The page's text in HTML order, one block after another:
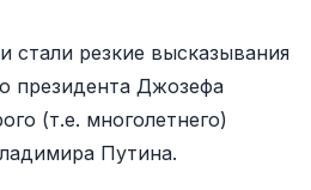
стали резкие высказывания
президента Джозефа
(т.е. многолетнего)
Путина.